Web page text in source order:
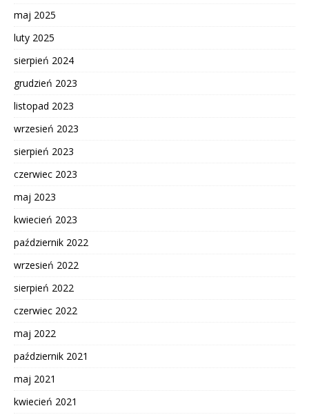
maj 2025
luty 2025
sierpień 2024
grudzień 2023
listopad 2023
wrzesień 2023
sierpień 2023
czerwiec 2023
maj 2023
kwiecień 2023
październik 2022
wrzesień 2022
sierpień 2022
czerwiec 2022
maj 2022
październik 2021
maj 2021
kwiecień 2021